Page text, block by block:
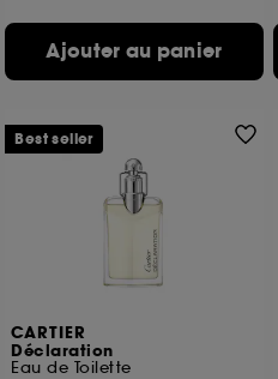
Ajouter au panier
CARTIER
Déclaration
Eau de Toilette
Best seller